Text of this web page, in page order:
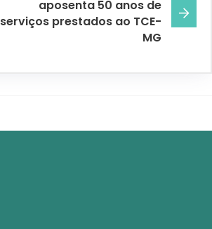
aposenta 50 anos de
serviços prestados ao TCE-
MG